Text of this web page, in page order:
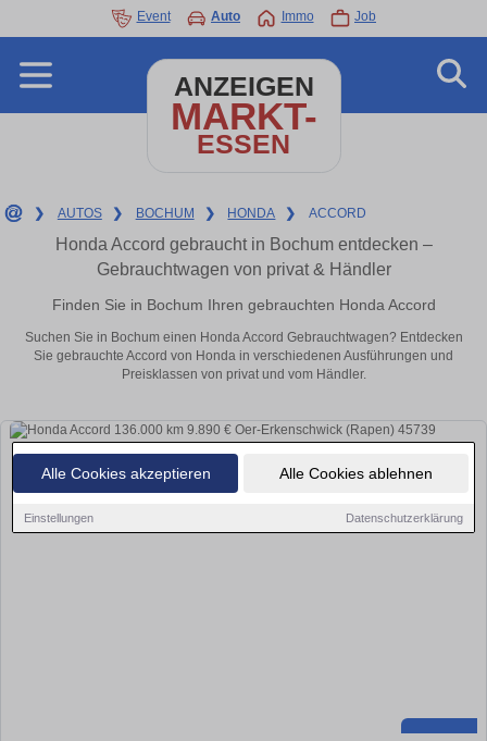
Alle Cookies akzeptieren Alle Cookies ablehnen
Einstellungen Datenschutzerklärung
Event Auto Immo Job
ANZEIGEN
MARKT-
ESSEN
❯ AUTOS ❯ BOCHUM ❯ HONDA ❯ ACCORD
Honda Accord gebraucht in Bochum entdecken –
Gebrauchtwagen von privat & Händler
Finden Sie in Bochum Ihren gebrauchten Honda Accord
Suchen Sie in Bochum einen Honda Accord Gebrauchtwagen? Entdecken
Sie gebrauchte Accord von Honda in verschiedenen Ausführungen und
Preisklassen von privat und vom Händler.